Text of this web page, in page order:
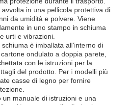
in una pellicola protettiva di
da umidità e polvere. Viene
in uno stampo in schiuma
urti e vibrazioni.
è imballata all'interno di
ondulato a doppia parete,
con le istruzioni per la
del prodotto. Per i modelli più
casse di legno per fornire
un manuale di istruzioni e una